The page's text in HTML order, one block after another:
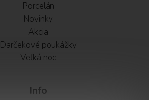
Porcelán
Novinky
Akcia
Darčekové poukážky
Veľká noc
Info